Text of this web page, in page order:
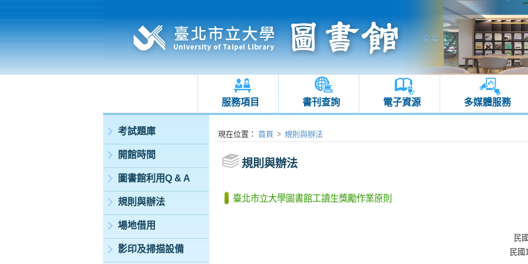
服務項目 書刊查詢 電子資源 多媒體服務
:::
考試題庫
開館時間
圖書館利用Q & A
規則與辦法
場地借用
影印及掃描設備
:::現在位置 ： 首頁 > 規則與辦法
規則與辦法
臺北市立大學圖書館工讀生獎勵作業原則
民
民國